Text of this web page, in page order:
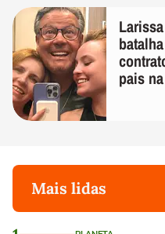
pais
Mais lidas